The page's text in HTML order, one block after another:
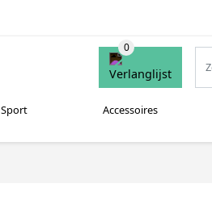
Sport Accessoires